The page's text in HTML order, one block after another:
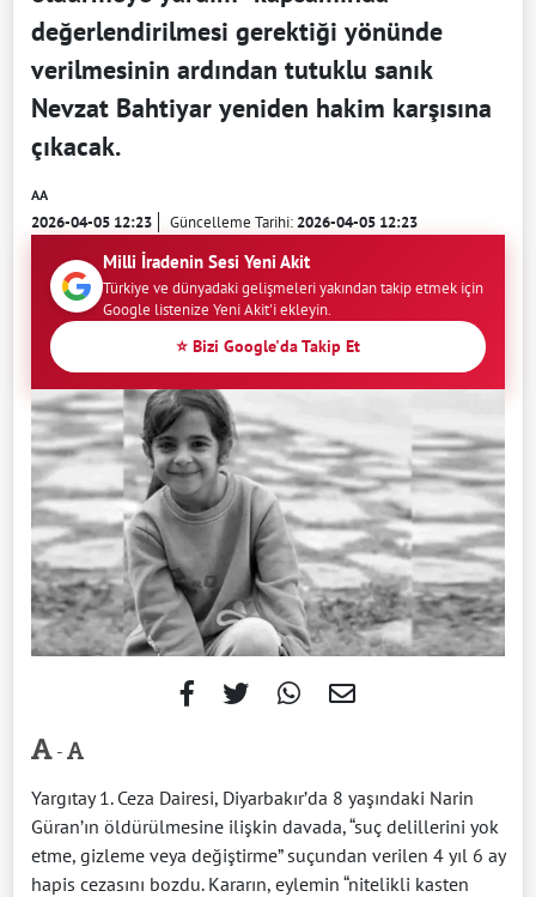
değerlendirilmesi gerektiği yönünde
verilmesinin ardından tutuklu sanık
Nevzat Bahtiyar yeniden hakim karşısına
çıkacak.
AA
2026-04-05 12:23 Güncelleme Tarihi:2026-04-05 12:23
Milli İradenin Sesi Yeni Akit
Türkiye ve dünyadaki gelişmeleri yakından takip etmek için
Google listenize Yeni Akit'i ekleyin.
⭐ Bizi Google'da Takip Et
-
Yargıtay 1. Ceza Dairesi, Diyarbakır’da 8 yaşındaki Narin
Güran’ın öldürülmesine ilişkin davada, “suç delillerini yok
etme, gizleme veya değiştirme” suçundan verilen 4 yıl 6 ay
hapis cezasını bozdu. Kararın, eylemin “nitelikli kasten